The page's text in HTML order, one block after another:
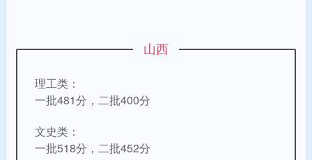
山西
理工类：
一批481分，二批400分
文史类：
一批518分，二批452分